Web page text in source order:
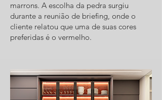
marrons. A escolha da pedra surgiu
durante a reunião de briefing, onde o
cliente relatou que uma de suas cores
preferidas é o vermelho.